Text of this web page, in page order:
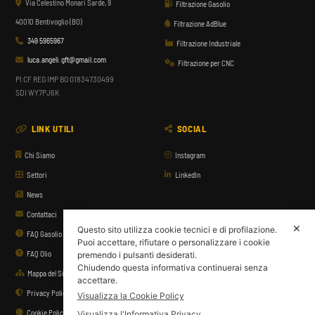
Via Celestino Monari Sarde, 9
40010 Bentivoglio (BO)
349 5965967
luca.angeli.gft@gmail.com
PI CF REG IMP BO 01834730499
SDI WY7PJ6K
Filtrazione Gasolio
Filtrazione AdBlue
Filtrazione Industriale
Filtrazione per CNC
LINK UTILI
Chi Siamo
Settori
News
Contattaci
FAQ Gasolio
FAQ Olio
Mappa del Sito
Privacy Policy
Cookie Policy
SOCIAL
Instagram
LinkedIn
✕
Questo sito utilizza cookie tecnici e di profilazione.
Puoi accettare, rifiutare o personalizzare i cookie
premendo i pulsanti desiderati.
Chiudendo questa informativa continuerai senza
accettare.
Visualizza la Cookie Policy